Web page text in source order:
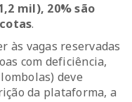
mil), 20% são
.
às vagas reservadas
com deficiência,
deve
da plataforma, a